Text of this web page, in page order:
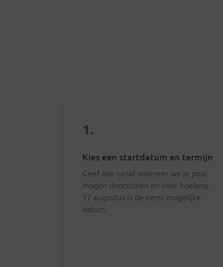
1.
Kies een startdatum en termijn
Geef aan vanaf wanneer we je post
mogen doorsturen en voor hoelang.
17 augustus is de eerst mogelijke
datum.